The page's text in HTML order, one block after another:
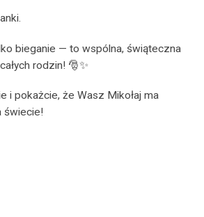
bieganie — to wspólna, świąteczna
rodzin! 🎅✨
i pokażcie, że Wasz Mikołaj ma
świecie!